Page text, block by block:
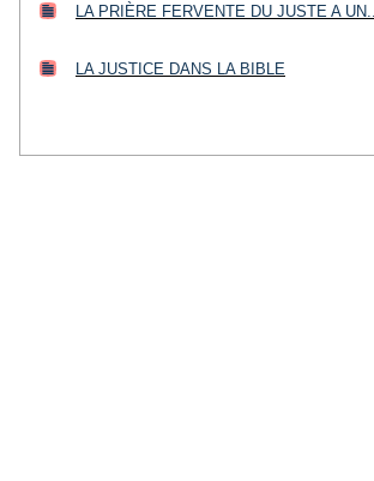
LA PRIÈRE FERVENTE DU JUSTE A UN...
LA JUSTICE DANS LA BIBLE